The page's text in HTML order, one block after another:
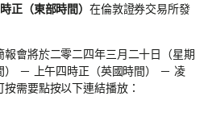
正（東部時間） 在倫敦證券交易所發
會將於二零二四年三月二十日（星期
－ 上午四時正（英國時間） － 凌
需要點按以下連結播放：